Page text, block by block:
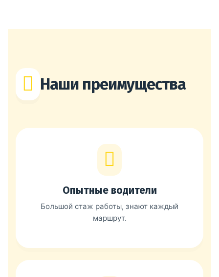
Наши преимущества
Опытные водители
Большой стаж работы, знают каждый
маршрут.